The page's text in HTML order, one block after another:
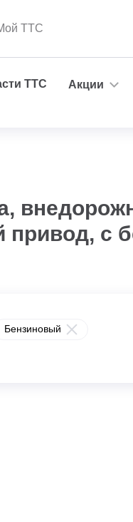
ТТС
ТТС Акции
привод, с
Бензиновый